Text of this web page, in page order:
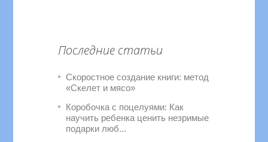
Последние статьи
Скоростное создание книги: метод
«Скелет и мясо»
Коробочка с поцелуями: Как
научить ребенка ценить незримые
подарки люб...